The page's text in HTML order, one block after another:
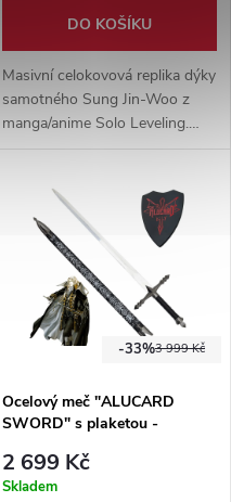
DO KOŠÍKU
Masivní celokovová replika dýky
samotného Sung Jin-Woo z
manga/anime Solo Leveling.
Velikostně 1:1 dle anime
stojánkem pro vystavení.
3 999 Kč
-33%
Ocelový meč "ALUCARD
SWORD" s plaketou -
2 699 Kč
Skladem